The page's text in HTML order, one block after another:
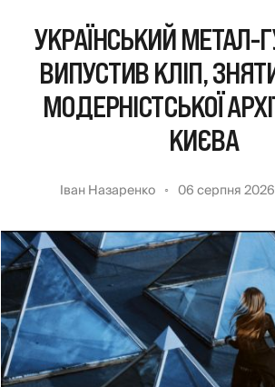
УКРАЇНСЬКИЙ МЕТАЛ-
ВИПУСТИВ КЛІП,
МОДЕРНІСТСЬКОЇ
КИЄВА
Іван Назаренко 06 серпня 2026